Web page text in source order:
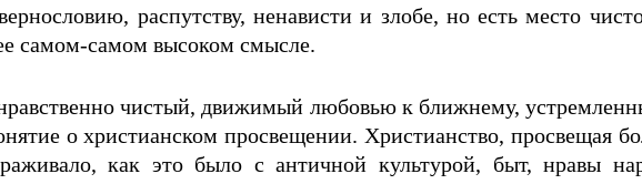
распутству, ненависти и злобе, но есть место
самом-самом высоком смысле.
чистый, движимый любовью к ближнему,
о христианском просвещении. Христианство, просвещая
как это было с античной культурой, быт, нравы